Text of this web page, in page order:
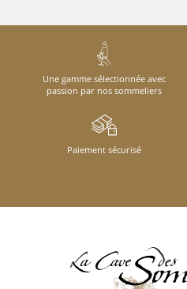
Une gamme sélectionnée avec
passion par nos sommeliers
Paiement sécurisé